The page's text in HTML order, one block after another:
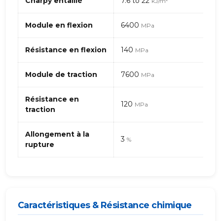
fibres
de
verre
Module en flexion 6400 MPa
Résistance en flexion 140 MPa
Module de traction 7600 MPa
Résistance en
traction
120 MPa
Allongement à la
rupture
3 %
Caractéristiques & Résistance chimique